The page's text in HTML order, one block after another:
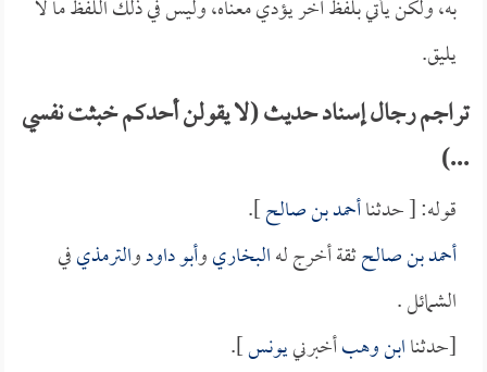
به، ولكن يأتي بلفظ آخر يؤدي معناه، وليس في ذلك اللفظ ما لا
يليق.
تراجم رجال إسناد حديث (لا يقولن أحدكم خبثت نفسي
...)
قوله: [ حدثناأحمد بن صالح].
أحمد بن صالحثقة أخرج لهالبخاريوأبو داودوالترمذيفي
الشمائل .
[حدثناابن وهبأخبرنييونس].